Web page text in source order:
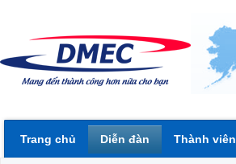
Trang chủ Diễn đàn Thành viên